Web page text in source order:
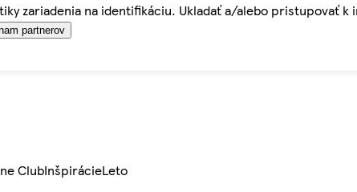
zariadenia na identifikáciu. Ukladať a/alebo pristupovať k
partnerov
ClubInšpirácieLeto